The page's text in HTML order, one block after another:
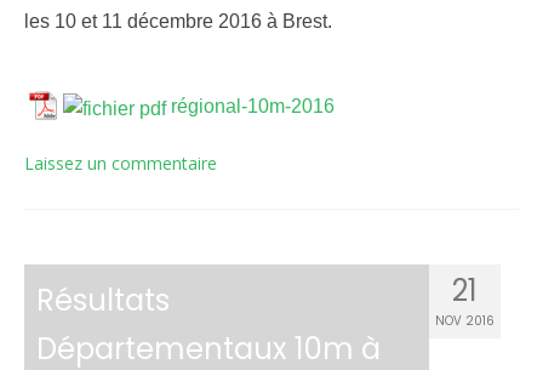
CALENDRIERS TST
ÉVÈNEMENTS
CONTACT
les 10 et 11 décembre 2016 à Brest.
régional-10m-2016
Laissez un commentaire
21
NOV 2016
Résultats
Départementaux 10m à